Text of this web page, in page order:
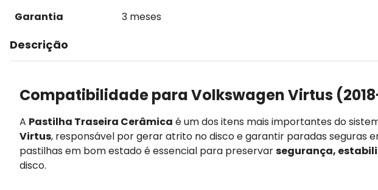
Garantia
3 meses
Descrição
Compatibilidade para Volkswagen Virtus
A Pastilha Traseira Cerâmica é um dos itens mais importantes do
Virtus, responsável por gerar atrito no disco e garantir paradas seguras
pastilhas em bom estado é essencial para preservarsegurança,
disco.